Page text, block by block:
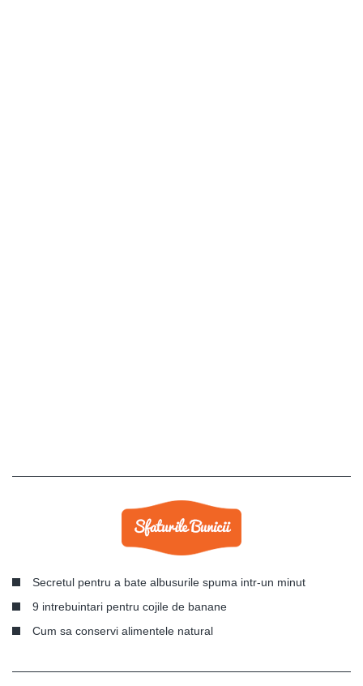
Secretul pentru a bate albusurile spuma intr-un minut
9 intrebuintari pentru cojile de banane
Cum sa conservi alimentele natural